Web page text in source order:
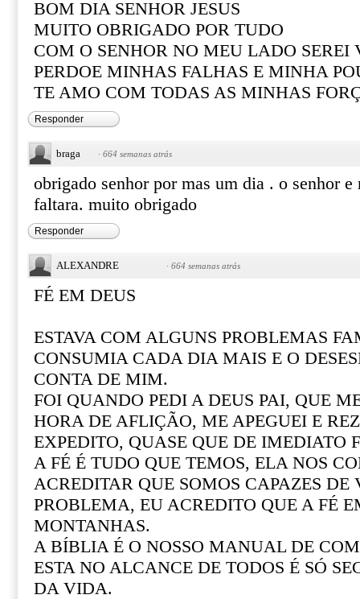
BOM DIA SENHOR JESUS
MUITO OBRIGADO POR TUDO
COM O SENHOR NO MEU LADO SEREI
PERDOE MINHAS FALHAS E MINHA
TE AMO COM TODAS AS MINHAS
Responder
braga · 664 semanas atrás
obrigado senhor por mas um dia . o senhor e
faltara. muito obrigado
Responder
ALEXANDRE · 664 semanas atrás
FÉ EM DEUS
ESTAVA COM ALGUNS PROBLEMAS
CONSUMIA CADA DIA MAIS E O
CONTA DE MIM.
FOI QUANDO PEDI A DEUS PAI, QUE
HORA DE AFLIÇÃO, ME APEGUEI E
EXPEDITO, QUASE QUE DE IMEDIATO
A FÉ É TUDO QUE TEMOS, ELA NOS
ACREDITAR QUE SOMOS CAPAZES DE
PROBLEMA, EU ACREDITO QUE A FÉ
MONTANHAS.
A BÍBLIA É O NOSSO MANUAL DE
ESTA NO ALCANCE DE TODOS É SÓ
DA VIDA.